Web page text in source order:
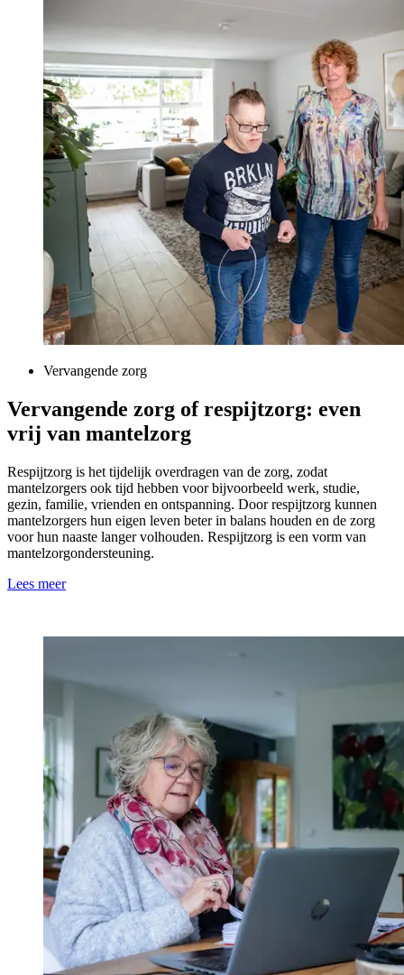
Vervangende zorg
Vervangende zorg of respijtzorg: even
vrij van mantelzorg
Respijtzorg is het tijdelijk overdragen van de zorg, zodat
mantelzorgers ook tijd hebben voor bijvoorbeeld werk, studie,
gezin, familie, vrienden en ontspanning. Door respijtzorg kunnen
mantelzorgers hun eigen leven beter in balans houden en de zorg
voor hun naaste langer volhouden. Respijtzorg is een vorm van
mantelzorgondersteuning.
Lees meer